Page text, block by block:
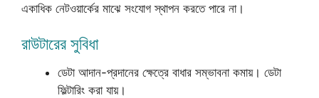
একাধিক নেটওয়ার্কের মাঝে সংযোগ স্থাপন করতে পারে না।
রাউটারের সুবিধা
ডেটা আদান-প্রদানের ক্ষেত্রে বাধার সম্ভাবনা কমায়। ডেটা
ফিল্টারিং করা যায়।